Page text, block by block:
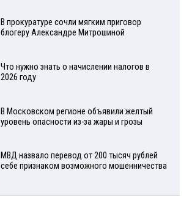
В прокуратуре сочли мягким приговор
блогеру Александре Митрошиной
Что нужно знать о начислении налогов в
2026 году
В Московском регионе объявили желтый
уровень опасности из-за жары и грозы
МВД назвало перевод от 200 тысяч рублей
себе признаком возможного мошенничества